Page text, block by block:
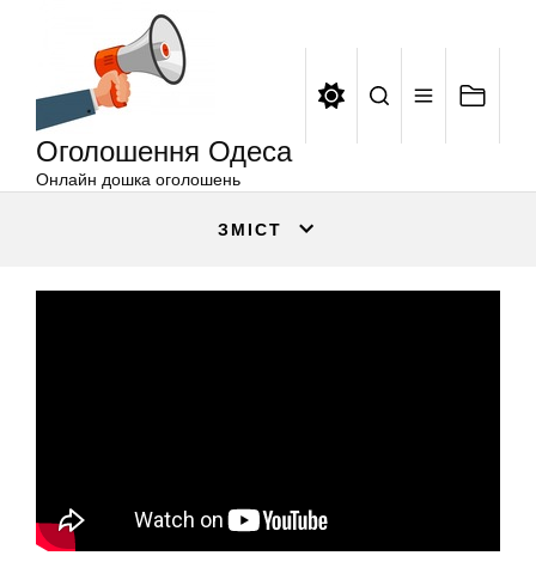
Оголошення Одеса
Онлайн дошка оголошень
ЗМІСТ